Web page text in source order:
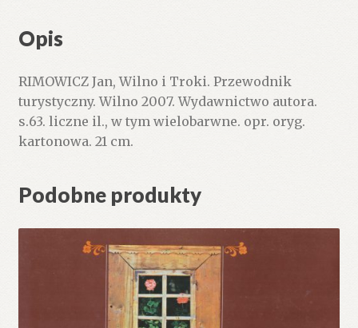
Opis
RIMOWICZ Jan, Wilno i Troki. Przewodnik
turystyczny. Wilno 2007. Wydawnictwo autora.
s.63. liczne il., w tym wielobarwne. opr. oryg.
kartonowa. 21 cm.
Podobne produkty